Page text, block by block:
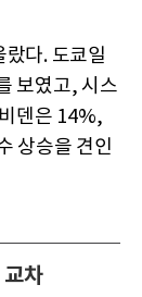
다. 도쿄일
보였고, 시스
덴은 14%,
상승을 견인
차